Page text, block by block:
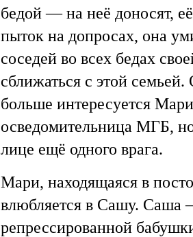
бедой — на неё доносят,
пыток на допросах, она
соседей во всех бедах
сближаться с этой
больше интересуется
осведомительница МГБ,
лице ещё одного врага.
Мари, находящаяся в
влюбляется в Сашу. Саша
репрессированной